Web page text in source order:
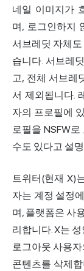
네일 이미지가
며, 로그인하지
서브레딧 자체
습니다. 서브레
고, 전체 서브레
서 제외됩니다.
자의 프로필에
로필을 NSFW
수도 있다고 설
트위터(현재 X)
자는 계정 설정
며, 플랫폼은 사
리합니다. X는
로그아웃 사용
콘텐츠를 삭제